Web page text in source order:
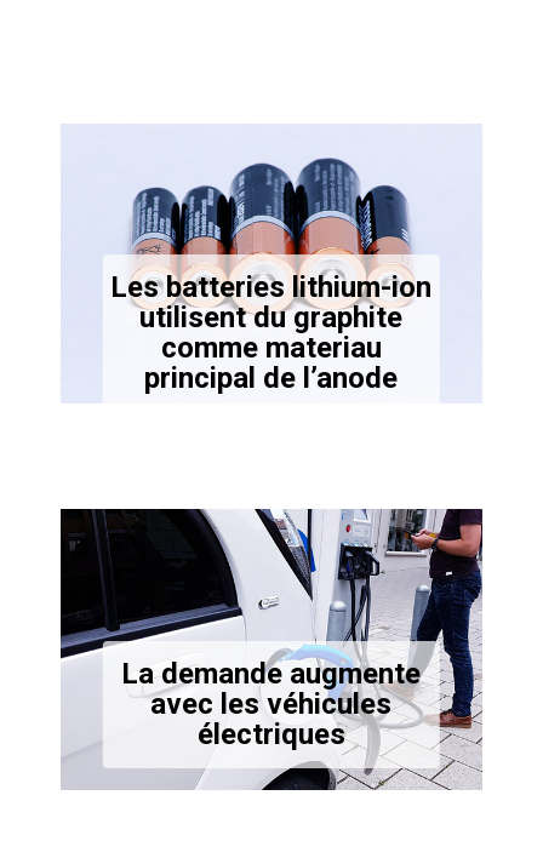
Les batteries lithium-ion
utilisent du graphite
comme materiau
principal de l’anode
La demande augmente
avec les véhicules
électriques